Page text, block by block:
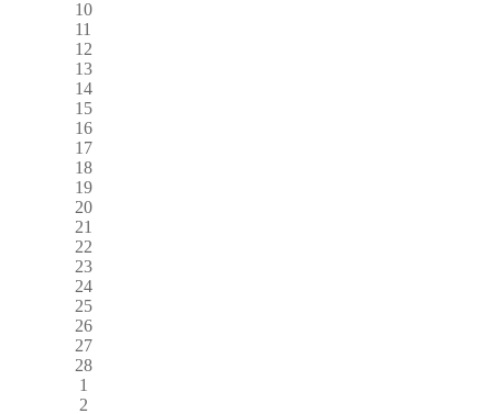
10
11
12
13
14
15
16
17
18
19
20
21
22
23
24
25
26
27
28
1
2